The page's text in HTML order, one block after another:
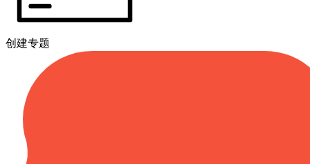
创建专题